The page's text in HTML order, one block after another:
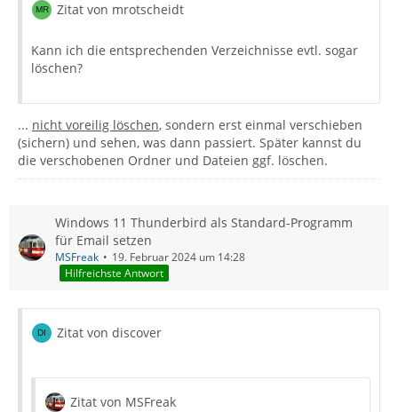
Zitat von mrotscheidt
Kann ich die entsprechenden Verzeichnisse evtl. sogar
löschen?
... nicht voreilig löschen, sondern erst einmal verschieben
(sichern) und sehen, was dann passiert. Später kannst du
die verschobenen Ordner und Dateien ggf. löschen.
Windows 11 Thunderbird als Standard-Programm
für Email setzen
MSFreak
19. Februar 2024 um 14:28
Hilfreichste Antwort
Zitat von discover
Zitat von MSFreak